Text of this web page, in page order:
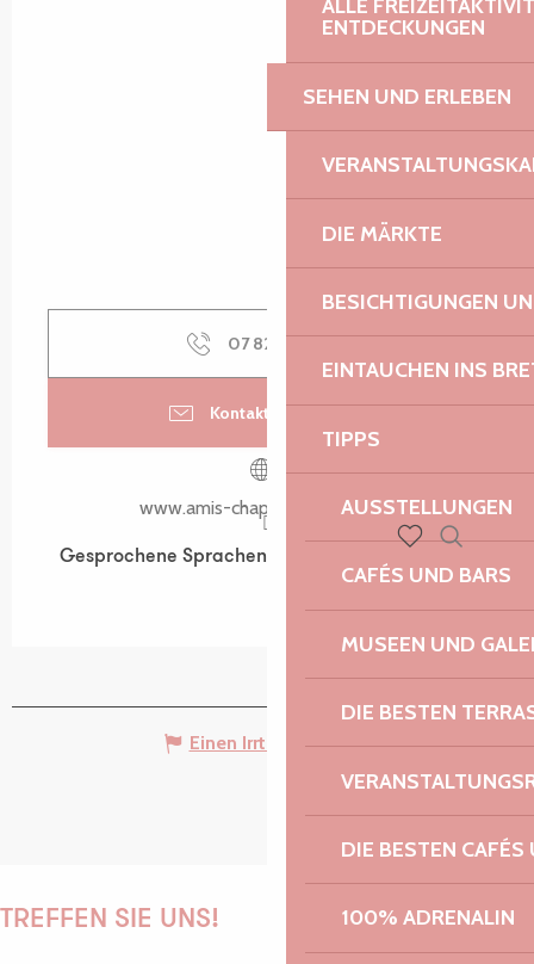
ALLE
ENTDECKUNGEN
SEHEN UND ERLEBEN
DIE MÄRKTE
BESICHTIGUNGEN
EINTAUCHEN INS
TIPPS
AUSSTELLUNGEN
CAFÉS UND BARS
MUSEEN UND
DIE BESTEN
DIE BESTEN
100% ADRENALIN
Voir les favoris
Suche
07 82 21 05▒▒
Kontaktieren Sie uns
www.amis-chapelle-penvern.fr
Gesprochene Sprachen
Gesprochene Sprachen
Einen Irrtum angeben
TREFFEN SIE UNS!